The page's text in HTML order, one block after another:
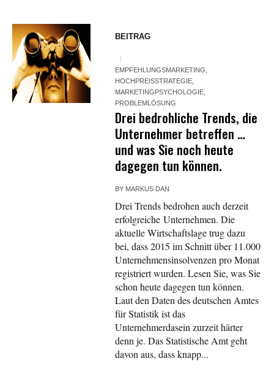
BEITRAG
EMPFEHLUNGSMARKETING,
HOCHPREISSTRATEGIE,
MARKETINGPSYCHOLOGIE,
PROBLEMLÖSUNG
Drei bedrohliche Trends, die
Unternehmer betreffen …
und was Sie noch heute
dagegen tun können.
BY MARKUS DAN
Drei Trends bedrohen auch derzeit
erfolgreiche Unternehmen. Die
aktuelle Wirtschaftslage trug dazu
bei, dass 2015 im Schnitt über 11.000
Unternehmensinsolvenzen pro Monat
registriert wurden. Lesen Sie, was Sie
schon heute dagegen tun können.
Laut den Daten des deutschen Amtes
für Statistik ist das
Unternehmerdasein zurzeit härter
denn je. Das Statistische Amt geht
davon aus, dass knapp...